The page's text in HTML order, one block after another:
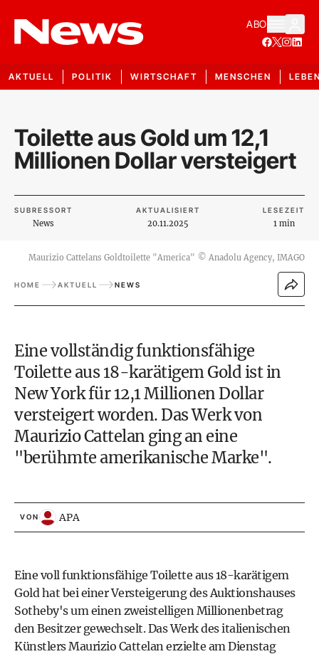
ABO
AKTUELL POLITIK WIRTSCHAFT MENSCHEN
Toilette aus Gold um 12,1
Millionen Dollar versteigert
SUBRESSORT
News
AKTUALISIERT
20.11.2025
LESEZEIT
1 min
Maurizio Cattelans Goldtoilette "America" © Anadolu Agency, IMAGO
HOME AKTUELL NEWS
Eine vollständig funktionsfähige
Toilette aus 18-karätigem Gold ist in
New York für 12,1 Millionen Dollar
versteigert worden. Das Werk von
Maurizio Cattelan ging an eine
"berühmte amerikanische Marke".
VON APA
Eine voll funktionsfähige Toilette aus 18-karätigem
Gold hat bei einer Versteigerung des Auktionshauses
Sotheby's um einen zweistelligen Millionenbetrag
den Besitzer gewechselt. Das Werk des italienischen
Künstlers Maurizio Cattelan erzielte am Dienstag